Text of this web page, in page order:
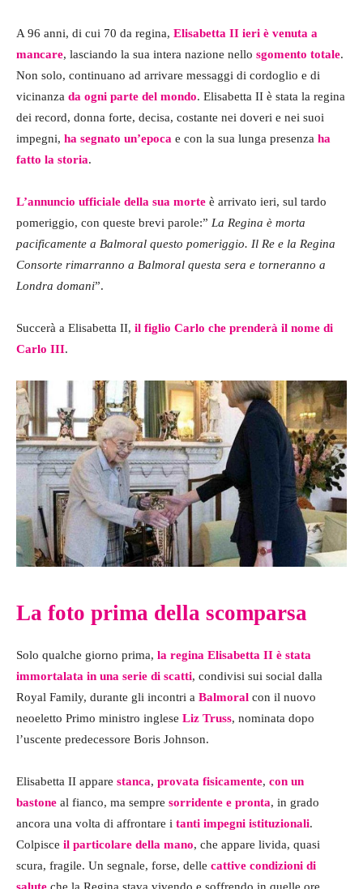
A 96 anni, di cui 70 da regina, Elisabetta II ieri è venuta a
mancare, lasciando la sua intera nazione nello sgomento totale.
Non solo, continuano ad arrivare messaggi di cordoglio e di
vicinanza da ogni parte del mondo. Elisabetta II è stata la regina
dei record, donna forte, decisa, costante nei doveri e nei suoi
impegni, ha segnato un’epoca e con la sua lunga presenza ha
fatto la storia.
L’annuncio ufficiale della sua morte è arrivato ieri, sul tardo
pomeriggio, con queste brevi parole:” La Regina è morta
pacificamente a Balmoral questo pomeriggio. Il Re e la Regina
Consorte rimarranno a Balmoral questa sera e torneranno a
Londra domani”.
Succerà a Elisabetta II, il figlio Carlo che prenderà il nome di
Carlo III.
La foto prima della scomparsa
Solo qualche giorno prima, la regina Elisabetta II è stata
immortalata in una serie di scatti, condivisi sui social dalla
Royal Family, durante gli incontri a Balmoral con il nuovo
neoeletto Primo ministro inglese Liz Truss, nominata dopo
l’uscente predecessore Boris Johnson.
Elisabetta II appare stanca, provata fisicamente, con un
bastone al fianco, ma sempre sorridente e pronta, in grado
ancora una volta di affrontare i tanti impegni istituzionali.
Colpisce il particolare della mano, che appare livida, quasi
scura, fragile. Un segnale, forse, delle cattive condizioni di